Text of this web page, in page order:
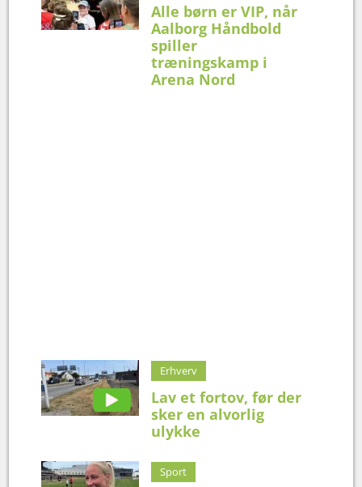
Alle børn er VIP, når
Aalborg Håndbold
spiller
træningskamp i
Arena Nord
Erhverv
Lav et fortov, før der
sker en alvorlig
ulykke
Sport